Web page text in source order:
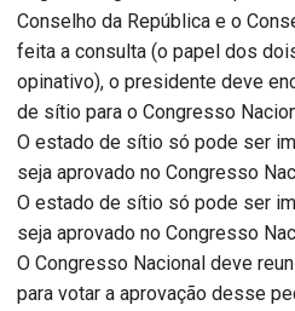
Conselho da República e o
feita a consulta (o papel dos
opinativo), o presidente deve
de sítio para o Congresso
O estado de sítio só pode ser
seja aprovado no Congresso
O estado de sítio só pode ser
seja aprovado no Congresso
O Congresso Nacional deve
para votar a aprovação desse